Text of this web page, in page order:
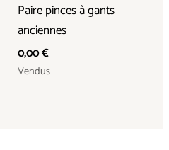
Paire pinces à gants
anciennes
0,00€
Vendus